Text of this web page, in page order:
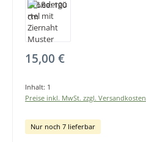
Regulärer Preis:
15,00 €
Inhalt: 1
Preise inkl. MwSt. zzgl. Versandkosten
Nur noch 7 lieferbar